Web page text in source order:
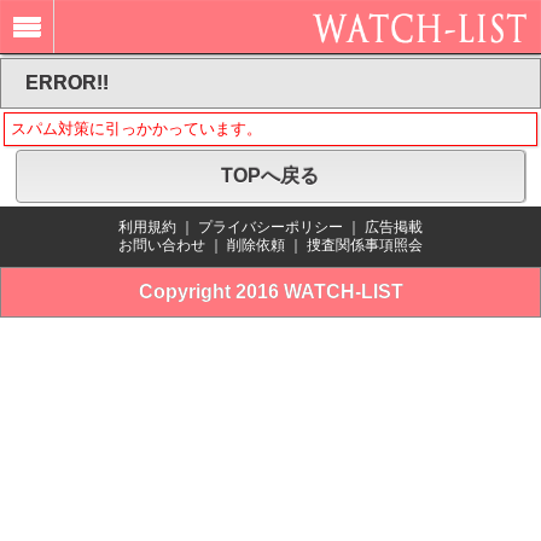
ERROR!!
スパム対策に引っかかっています。
TOPへ戻る
利用規約 プライバシーポリシー
広告掲載
お問い合わせ
削除依頼 捜査関係事項照会
Copyright 2016 WATCH-LIST